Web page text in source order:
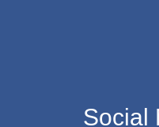
Social